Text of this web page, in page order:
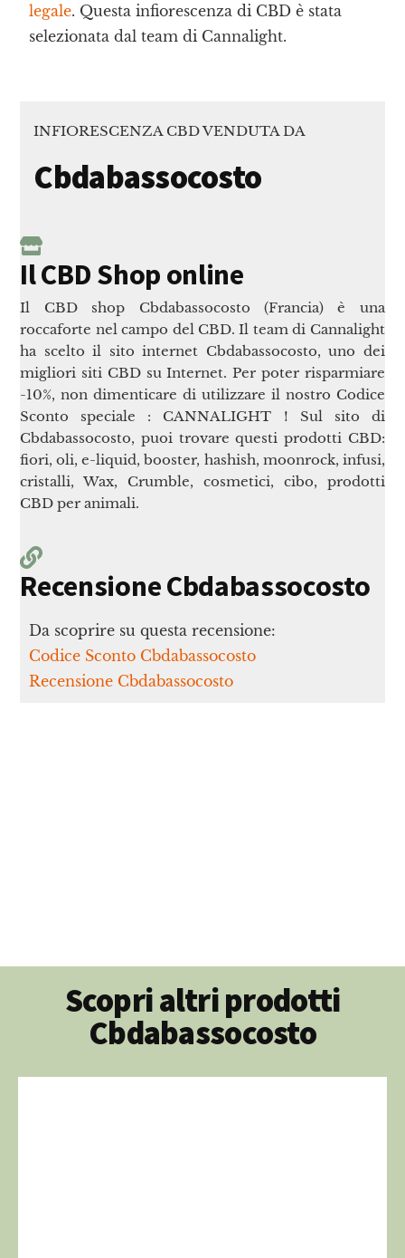
legale. Questa infiorescenza di CBD è stata
selezionata dal team di Cannalight.
INFIORESCENZA CBD VENDUTA DA
Cbdabassocosto
Il CBD Shop online
Il CBD shop Cbdabassocosto (Francia) è una
roccaforte nel campo del CBD. Il team di Cannalight
ha scelto il sito internet Cbdabassocosto, uno dei
migliori siti CBD su Internet. Per poter risparmiare
-10%, non dimenticare di utilizzare il nostro Codice
Sconto speciale : CANNALIGHT ! Sul sito di
Cbdabassocosto, puoi trovare questi prodotti CBD:
fiori, oli, e-liquid, booster, hashish, moonrock, infusi,
cristalli, Wax, Crumble, cosmetici, cibo, prodotti
CBD per animali.
Recensione Cbdabassocosto
Da scoprire su questa recensione:
Codice Sconto Cbdabassocosto
Recensione Cbdabassocosto
Scopri altri prodotti
Cbdabassocosto